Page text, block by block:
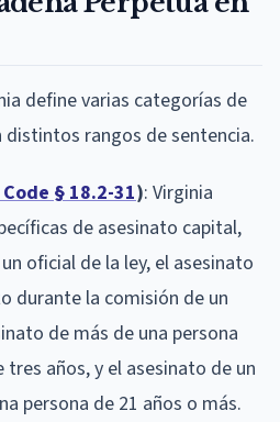
define varias categorías de
distintos rangos de sentencia.
Code § 18.2-31): Virginia
de asesinato capital,
oficial de la ley, el asesinato
durante la comisión de un
de más de una persona
años, y el asesinato de un
persona de 21 años o más.